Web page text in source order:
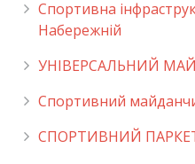
Спортивна
Набережній
УНІВЕРСАЛЬНИЙ
Cпортивний
СПОРТИВНИЙ